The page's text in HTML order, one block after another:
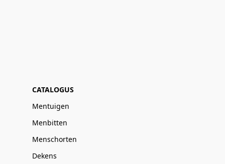
CATALOGUS
Mentuigen
Menbitten
Menschorten
Dekens